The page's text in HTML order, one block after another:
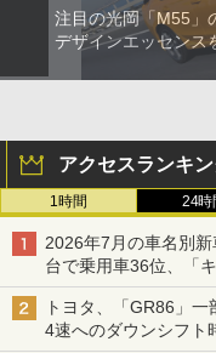
注目の光岡「M55」
デザインエッセンス
アクセスランキ
1時間 24時
2026年7月の車名別
台で乗用車36位、「
トヨタ、「GR86」
4速へのダウンシフト